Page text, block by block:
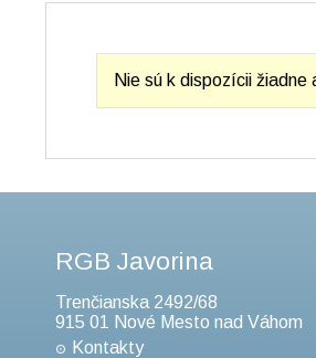
Nie sú k dispozícii žiadne
RGB Javorina
Trenčianska 2492/68
915 01 Nové Mesto nad Váhom
Kontakty